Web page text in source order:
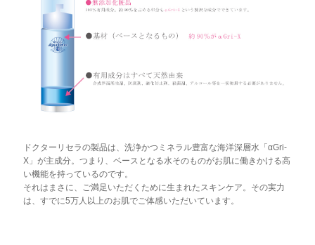
ドクターリセラの製品は、洗浄かつミネラル豊富な海洋深層水「αGri-
X」が主成分。つまり、ベースとなる水そのものがお肌に働きかける高
い機能を持っているのです。
それはまさに、ご満足いただくために生まれたスキンケア。その実力
は、すでに5万人以上のお肌でご体感いただいています。